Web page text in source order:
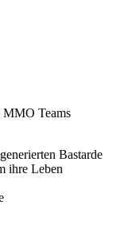
MMO Teams
Bastarde
ihre Leben